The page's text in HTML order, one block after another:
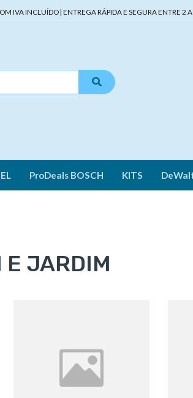
IVA INCLUÍDO | ENTREGA RÁPIDA E SEGURA ENTRE 2
ProDeals BOSCH KITS
E JARDIM